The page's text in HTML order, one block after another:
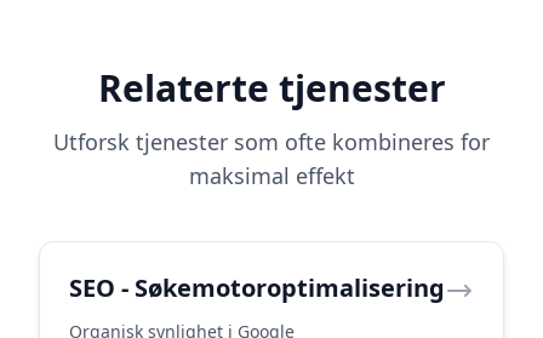
Relaterte tjenester
Utforsk tjenester som ofte kombineres for
maksimal effekt
SEO - Søkemotoroptimalisering
Organisk synlighet i Google